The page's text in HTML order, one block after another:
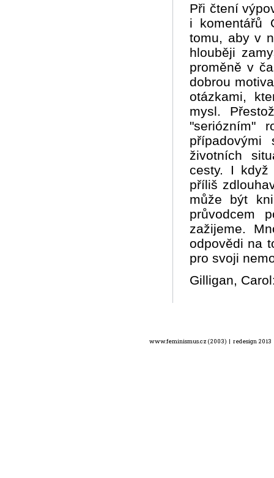
Při čtení
i komentářů
tomu, aby v
hlouběji
proměně v
dobrou
otázkami,
mysl.
"seriózním"
případovými
životních
cesty. I když
příliš
může být
průvodcem
zažijeme.
odpovědi na
pro svoji
Gilligan,
www.feminismus.cz (2003) | redesign